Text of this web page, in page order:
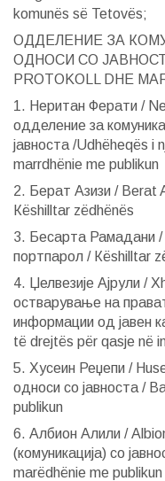
komunës së Tetovës;
ОДДЕЛЕНИЕ ЗА
ОДНОСИ СО
PROTOKOLL DHE
1. Неритан Ферати /
одделение за
јавноста /Udhëheqës i
marrdhënie me publikun
2. Берат Азизи / Berat
Кëshilltar zëdhënës
3. Бесарта Рамадани
портпарол / Кëshilltar
4. Џелвезије Ајрули /
остварување на
информации од јавен
të drejtës për qasje në
5. Хусеин Реџепи /
односи со јавноста /
publikun
6. Албион Алили /
(комуникација) со
marëdhënie me publikun